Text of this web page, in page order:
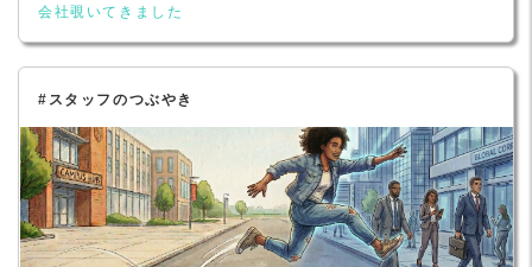
会社覗いてきました
#スタッフのつぶやき